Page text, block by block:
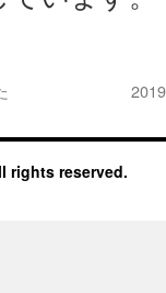
rights reserved.